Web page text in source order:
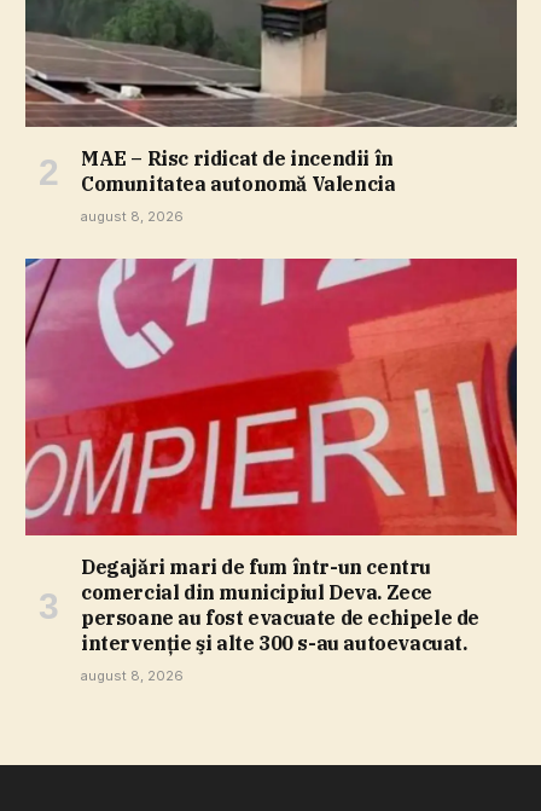
MAE – Risc ridicat de incendii în
Comunitatea autonomă Valencia
august 8, 2026
Degajări mari de fum într-un centru
comercial din municipiul Deva. Zece
persoane au fost evacuate de echipele de
intervenţie şi alte 300 s-au autoevacuat.
august 8, 2026